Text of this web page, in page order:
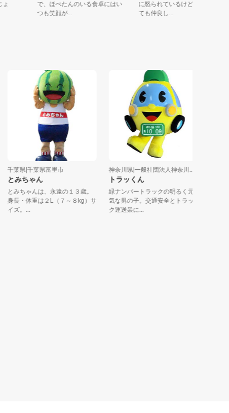
じょ
で、ほぺたんのいる食卓にはい
つも笑顔が...
に怒られているけど、本当
ても仲良し...
千葉県|千葉県富里市
とみちゃん
とみちゃんは、永遠の１３歳。
身長・体重は２L（７～８kg）サ
イズ。...
神奈川県|一般社団法人神奈川...
トラッくん
緑ナンバートラックの明るく元
気な男の子。交通安全とトラッ
ク運送業に...